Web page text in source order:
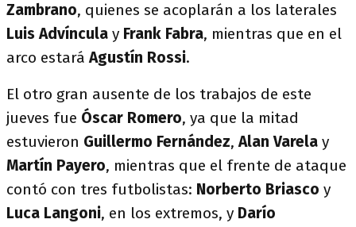
Zambrano, quienes se acoplarán a los laterales
Luis Advíncula y Frank Fabra, mientras que en el
arco estaráAgustín Rossi.
El otro gran ausente de los trabajos de este
jueves fue Óscar Romero, ya que la mitad
estuvieron Guillermo Fernández,Alan Varela y
Martín Payero, mientras que el frente de ataque
contó con tres futbolistas: Norberto Briasco y
Luca Langoni, en los extremos, y Darío